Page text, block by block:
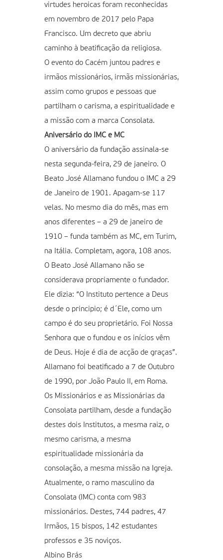
virtudes heroicas foram reconhecidas
em novembro de 2017 pelo Papa
Francisco. Um decreto que abriu
caminho à beatificação da religiosa.
O evento do Cacém juntou padres e
irmãos missionários, irmãs missionárias,
assim como grupos e pessoas que
partilham o carisma, a espiritualidade e
a missão com a marca Consolata.
Aniversário do IMC e MC
O aniversário da fundação assinala-se
nesta segunda-feira, 29 de janeiro. O
Beato José Allamano fundou o IMC a 29
de Janeiro de 1901. Apagam-se 117
velas. No mesmo dia do mês, mas em
anos diferentes – a 29 de janeiro de
1910 – funda também as MC, em Turim,
na Itália. Completam, agora, 108 anos.
O Beato José Allamano não se
considerava propriamente o fundador.
Ele dizia: “O Instituto pertence a Deus
desde o principio; é d´Ele, como um
campo é do seu proprietário. Foi Nossa
Senhora que o fundou e os inícios vêm
de Deus. Hoje é dia de acção de graças”.
Allamano foi beatificado a 7 de Outubro
de 1990, por João Paulo II, em Roma.
Os Missionários e as Missionárias da
Consolata partilham, desde a fundação
destes dois Institutos, a mesma raiz, o
mesmo carisma, a mesma
espiritualidade missionária da
consolação, a mesma missão na Igreja.
Atualmente, o ramo masculino da
Consolata (IMC) conta com 983
missionários. Destes, 744 padres, 47
Irmãos, 15 bispos, 142 estudantes
professos e 35 noviços.
Albino Brás